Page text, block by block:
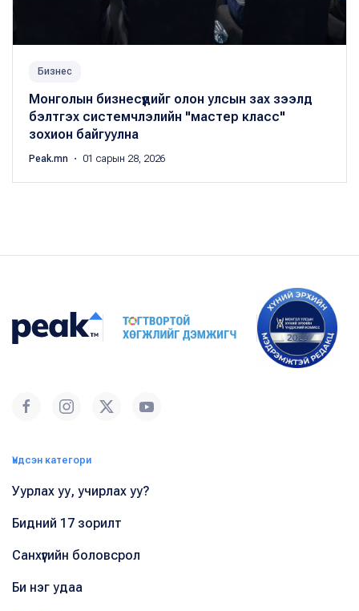
Бизнес
Монголын бизнесүүдийг олон улсын зах зээлд
бэлтгэх системчлэлийн "мастер класс"
зохион байгуулна
Peak.mn ・ 01 сарын 28, 2026
Үндсэн категори
Уурлах уу, учирлах уу?
Бидний 17 зорилт
Санхүүгийн боловсрол
Би нэг удаа